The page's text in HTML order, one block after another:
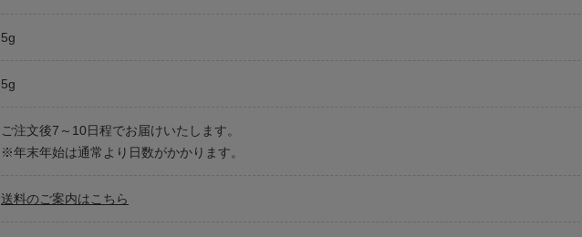
5g
5g
ご注文後7～10日程でお届けいたします。
※年末年始は通常より日数がかかります。
送料のご案内はこちら